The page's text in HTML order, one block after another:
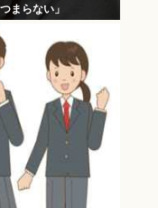
まらない」